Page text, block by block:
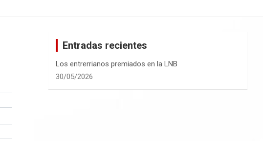
Entradas recientes
Los entrerrianos premiados en la LNB
30/05/2026